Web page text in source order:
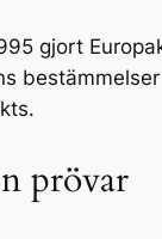
gjort
prövar